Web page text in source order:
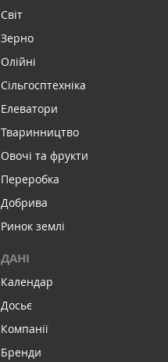
Світ
Зерно
Олійні
Сільгосптехніка
Елеватори
Тваринництво
Овочі та фрукти
Переробка
Добрива
Ринок землі
ДАНІ
Календар
Досьє
Компанії
Бренди